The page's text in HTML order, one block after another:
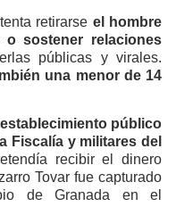
retirarse el hombre
sostener relaciones
públicas y virales.
una menor de 14
público
Fiscalía y militares del
recibir el dinero
Tovar fue capturado
de Granada en el